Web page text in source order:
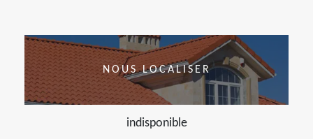
NOUS LOCALISER
indisponible